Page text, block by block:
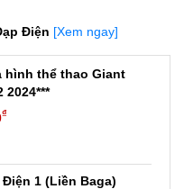
Điện [Xem ngay]
hình thể thao Giant
2024***
₫
1 (Liền Baga)